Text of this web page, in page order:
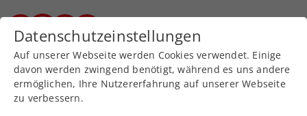
Zurück zur Newsübersicht
Turniere
Datenschutzeinstellungen
Auf unserer Webseite werden Cookies verwendet. Einige
davon werden zwingend benötigt, während es uns andere
ermöglichen, Ihre Nutzererfahrung auf unserer Webseite
zu verbessern.